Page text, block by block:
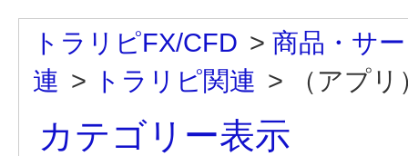
トラリピFX/CFD > 商品・サ
連 > トラリピ関連 > （アプ
カテゴリー表示